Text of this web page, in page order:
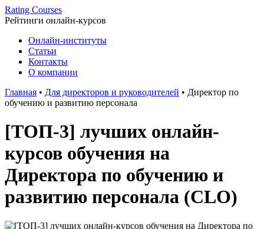
Rating Courses
Рейтинги онлайн-курсов
Онлайн-институты
Статьи
Контакты
О компании
Главная • Для директоров и руководителей • Директор по
обучению и развитию персонала
[ТОП-3] лучших онлайн-
курсов обучения на
Директора по обучению и
развитию персонала (CLO)